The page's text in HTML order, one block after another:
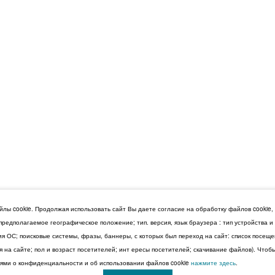
© 2026 Дума Ставропольского края.
cookie. Продолжая использовать сайт Вы даете согласие на обработку файлов cookie,
географическое положение; тип. версия, язык браузера : тип устройства
ОС; поисковые системы, фразы, баннеры, с которых был переход на сайт: список
на сайте; пол и возраст посетителей; инт ересы посетителей; скачивание файлов).
о конфиденциальности и об использовании файлов cookie нажмите здесь.